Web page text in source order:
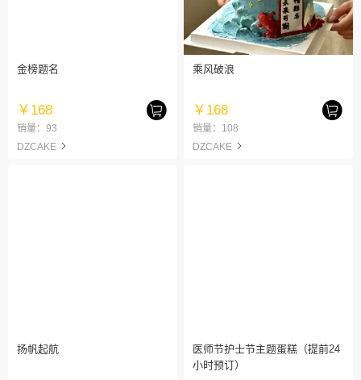
金榜题名
￥168
销量：93
DZCAKE
乘风破浪
￥168
销量：108
DZCAKE
扬帆起航
医师节护士节主题蛋糕（提前24
小时预订）